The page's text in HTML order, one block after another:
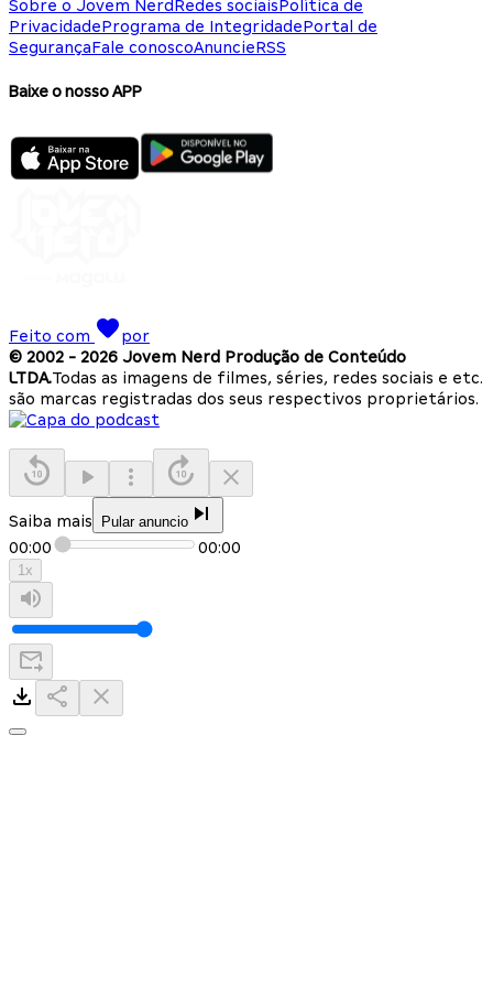
Sobre o Jovem NerdRedes sociaisPolítica de
PrivacidadePrograma de IntegridadePortal de
SegurançaFale conoscoAnuncieRSS
Baixe o nosso APP
Feito com
por
© 2002 - 2026 Jovem Nerd Produção de Conteúdo
LTDA.Todas as imagens de filmes, séries, redes sociais e etc.
são marcas registradas dos seus respectivos proprietários.
Saiba mais Pular anuncio
00:00 00:00
1x